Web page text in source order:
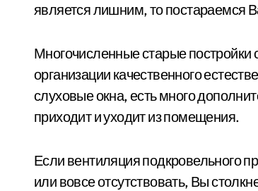
является лишним, то постараемся
Многочисленные старые постройки
организации качественного
слуховые окна, есть много
приходит и уходит из помещения.
Если вентиляция подкровельного
или вовсе отсутствовать, Вы